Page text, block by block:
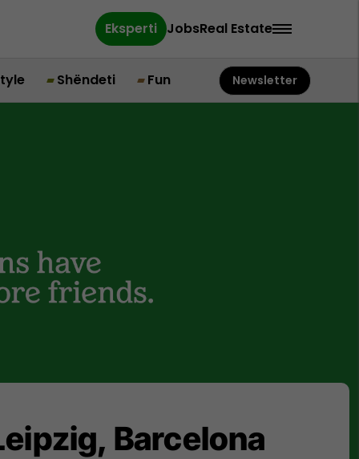
Eksperti JobsReal Estate
Shëndeti Fun Newsletter
Barcelona